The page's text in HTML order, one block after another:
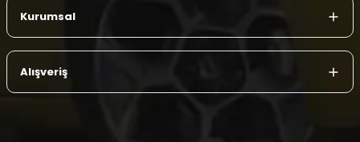
Kurumsal
Alışveriş